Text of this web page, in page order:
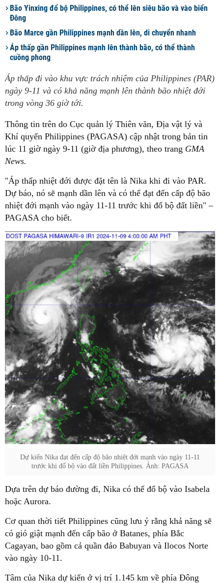
Bão Yinxing đổ bộ Philippines, có thể lên siêu bão và vào biển
Đông
Bão Marce gần Philippines mạnh dần lên, di chuyển nhanh
Áp thấp gần Philippines mạnh lên thành bão, có thể thành
cuồng phong
Áp thấp đi vào khu vực trách nhiệm của Philippines (PAR)
ngày 9-11 và có khả năng mạnh lên thành bão nhiệt đới
trong vòng 36 giờ tới.
Thông tin trên do Cục quản lý Thiên văn, Địa vật lý và
Khí quyển Philippines (PAGASA) cập nhật trong bản tin
lúc 11 giờ ngày 9-11 (giờ địa phương), theo trang GMA
News.
"Áp thấp nhiệt đới được đặt tên là Nika khi đi vào PAR.
Dự báo, nó sẽ mạnh dần lên và có thể đạt đến cấp độ bão
nhiệt đới mạnh vào ngày 11-11 trước khi đổ bộ đất liền" –
PAGASA cho biết.
Dự kiến Nika đạt đến cấp độ bão nhiệt đới mạnh vào ngày 11-11
trước khi đổ bộ vào đất liền Philippines. Ảnh: PAGASA
Dựa trên dự báo đường đi, Nika có thể đổ bộ vào Isabela
hoặc Aurora.
Cơ quan thời tiết Philippines cũng lưu ý rằng khả năng sẽ
có gió giật mạnh đến cấp bão ở Batanes, phía Bắc
Cagayan, bao gồm cả quần đảo Babuyan và Ilocos Norte
vào ngày 10-11.
Tâm của Nika dự kiến ở vị trí 1.145 km về phía Đông